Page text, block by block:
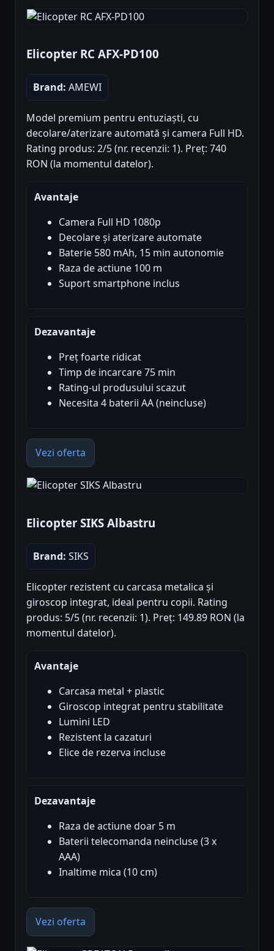
Elicopter RC AFX-PD100
Brand: AMEWI
Model premium pentru entuziaști, cu
decolare/aterizare automată și camera Full HD.
Rating produs: 2/5 (nr. recenzii: 1). Preț: 740
RON (la momentul datelor).
Avantaje
Camera Full HD 1080p
Decolare și aterizare automate
Baterie 580 mAh, 15 min autonomie
Raza de actiune 100 m
Suport smartphone inclus
Dezavantaje
Preț foarte ridicat
Timp de incarcare 75 min
Rating-ul produsului scazut
Necesita 4 baterii AA (neincluse)
Vezi oferta
Elicopter SIKS Albastru
Brand: SIKS
Elicopter rezistent cu carcasa metalica și
giroscop integrat, ideal pentru copii. Rating
produs: 5/5 (nr. recenzii: 1). Preț: 149.89 RON (la
momentul datelor).
Avantaje
Carcasa metal + plastic
Giroscop integrat pentru stabilitate
Lumini LED
Rezistent la cazaturi
Elice de rezerva incluse
Dezavantaje
Raza de actiune doar 5 m
Baterii telecomanda neincluse (3 x
AAA)
Inaltime mica (10 cm)
Vezi oferta